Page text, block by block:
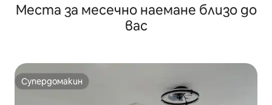
Места за месечно наемане близо до
вас
Супердомакин
Супердомакин